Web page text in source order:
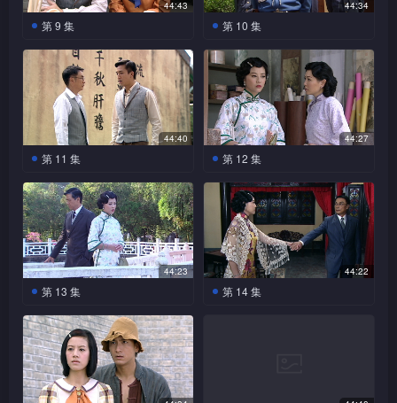
恐蔡锷拥兵自重，或从中取利，遂吩咐逆天协助蔡锷。逆天
深知世凯想阻挠蔡锷创校，便故意把原先答应拨给北洋三杰
的军备交给蔡锷，有心挑起纷争。那知蔡锷看穿逆天，一方
面将各北洋三杰派来的子弟兵全数录取，令北洋三杰对蔡锷
取得军备一事无话可说，另方面却利用凤云和媒体，把士官
训练学校收生私相受授一事炒得火热，蔡锷再「迫于无奈」
重新收生，乘机革走北洋三杰的纨绔子弟兵。
凤云始才明白蔡锷所做一切皆为大局，并不是有意针对
自己和云吉班老板娘丽媚之弟洪震，惟此时洪震已因失意而
远行。凤云用尽方法，最终成功让洪震赶得及在限期前回来
云的仗义而认定她是女中豪杰。凤云对蔡锷的敌意亦减退了
不少。
世凯为蔡锷成功取得军火并开办军校而怪罪逆天。逆天
国觅得记者工作，却遭父亲介
入……
回女儿的头绪……
超出现兴奋不已。轩龙到军校
了解儿子的训练情况，却听到
不高兴。蔡锷见轩龙以强权迫
任国，终明白任国为何抗拒当
军。蔡锷以循序渐进方式向任
国灌输正确的信念，令他重新
振作自发锻炼体能。世凯得知
启超到达京城，特意邀请他出
任内阁成员……
却认为他杞人忧天。凤云收到
家人来信需要钱解困；轩龙以
为凤云是蔡锷的知己情人，特
带巨款向凤云示好。凤云看见
巨款无不心动……
云代他收贿款之事，气得要凤
云回乡取回款项退还给轩龙。
定到山东一行；任国通知菁儿
其义父母被捉，两人立即赶往
参谋长家中救人。逆天发现府
中有人潜入，竟以枪打伤菁
儿，任国急忙带她前往医院救
治。铭锋在花园发现菁儿留下
云回到山东故乡向兄长说明来
意，岂料其兄与兄嫂竟反面不
认人；他们把凤云赶出家门，
更说把她视为一个耻辱。凤云
伤心不已，竟欲轻生。
席以报答他救命之思。轩龙随
任国出席却喝至酩酊大醉，更
把行贿蔡锷一事向铭锋说出；
逆天得知此事后向世凯献策，
指可借此事打击蔡锷。
士官学校不满蔡锷收贿而
留下任国，更在学校静坐抗
议。蔡锷接获电报后心下一
沉，得知世凯将会以此事打压
自己以达政治目的。任国遭同
学针对，得悉此事后回家质问
父亲，父子起冲突更以枪口相
对。蔡锷寄回电报，各人终得
知是凤云收贿。任国怕连累蔡
准；任国终明白蔡锷是忠义之
人，对他完全改观。德国突然
向世凯归还青岛，逆天担心德
国另有所图，另一方面，世凯
仍察觉不到日本对中国的野
心。
蔡锷与凤云在回京途中，
无意中得知日本打算入侵青
岛，于是立即发电报通知世
凯；但世凯以为蔡锷想借此转
移视线，故刻意漠视此事。蔡
锷知世凯因私心而不信任自
己，惟有另谋对策。
不敢刊登，但报馆记者却愿协
助把消息传出，任国感动不
已。日本侵华消息被传开，世
凯气愤不已，逆天提议先接触
日本领事了解情况。
蔡锷见世凯为私心而不接
纳劝告，世凯不肯让国璋出
兵，逆天暗中担心。正当世凯
应付传媒之际，真的接获日本
侵占青岛之消息……蔡锷与凤
云赶回北京途中，发现所乘之
火车被装了炸弹；两人遇上大
爆炸，蔡锷与凤云在混乱中再
相遇，两人仿如隔世遂真情流
传媒撒谎，更指早已派蔡锷处
理此事；蔡锷得知后为顾全大
局，亦只有替世凯隐瞒。
蔡锷义愤填胸，向各士官
学员严词训示，要各人尽力保
卫国土。凤云与蔡锷相处日
久，不能掩饰对他的感情；丽
媚劝凤云不应对蔡锷痴心，但
凤云泥足深陷，更想为蔡锷而
除牌不再接待客人。
44:43
第 9 集
旧，更不停诉说感读书辛苦；
任国见菁儿强记不来，竟把英
文字母与功夫结合一起，助她
联想记忆。凤云大肆铺张告别
欢场的除牌仪式，欲孤注一掷
让蔡锷知晓自己心意；另一方
面，蔡锷正为训练士官与日本
军对抗而努力。洪震代姐姐邀
请蔡锷赴宴；凤云向蔡锷坦白
爱意，而他却不留下一言离
去。
凤云不甘心与蔡锷曾历生
死，而他竟对自己的情意无动
于衷；洪震因操练而受伤，任
国陪他回云吉班休息，凤云乘
机向任国打探蔡锷之心意，终
明白他是为军校之事操心。世
凯收到日本人提出的「二十一
条款」，特请来北洋三杰与蔡
锷一同商议；蔡锷坚决反对签
的计划书。三杰认为没有胜算
而不欲开战，世凯亦借词推辞
对抗日本的要求。启超知世凯
私心极重，劝蔡锷离开北京，
但蔡锷认为可向世凯加压令他
任国陪菁儿探望义父母，
被逆天看见众人教任国玩估石
头游戏，因此灵机一触。世凯
找北洋三杰送密函给日本领
事，蔡锷明白世凯想借三杰而
立于不败之地，决定与三杰密
谈……
44:34
第 10 集
蔡锷更传达口讯表明自己是有
家室之人，不能接受凤云之爱
意。三杰各自派人找蔡锷讨论
出兵一事，蔡锷均以患病为由
不与他们见面，表明不欲介入
世凯与三人间的争斗。任国助
蔡锷向三杰说出解决送信之
事，三杰均不约而同以生病为
由推却世凯。
世凯再找蔡锷商量，蔡锷
再向他施压，世凯觉骑虎难
下，同意向日本宣战。蔡锷见
形势危急向军校学员演讲，要
他们准备作战。蔡锷觉任国是
可造之才，决留他在自己身边
加以培育；天霸等人看出菁儿
喜欢上任国，特意代她向任国
坦白，但任国知自己将上沙场
明白世凯反复不定，而蔡锷更
蔡锷查知世凯与日本人私
下有协议，会签下条约以交换
助世凯称帝推翻共和政府；凤
云与蔡锷见面，蔡锷误以为她
44:40
第 11 集
世凯胁持作人质，只有无奈弃
械投降。世凯以众人安全作交
换条件，要求蔡锷公开支持自
己与日本人签署条款。思婷自
觉误信世凯之诡计，为连累丈
夫而道歉，但蔡锷却对她冷淡
非常。蔡锷不肯助纣为虐只得
终日借酒浇愁，逆天劝他应接
受世凯提议，以免身边人受到
伤害。
凤云无意中得知是蔡锷以
钱收买其兄长，他才会到京城
求自己原谅。当凤云知蔡锷欲
安排她到上海居住，认为他此
举是因为讨厌自己。凤云大骂
蔡锷一顿，但当看见他沮丧落
泊之情况，又不忍舍他而去。
洪震不愿追随蔡锷而选择
与南方军队会合，任国努力劝
44:27
第 12 集
丈夫安全回家终舒一口气；可
惜蔡锷因为救思婷等人而被指
责，开始对妻子日渐生厌，但
思婷却未意识到丈夫的心已倾
向凤云。蔡锷得知凤云要到上
海生活，竟不顾一切走到火车
站要求凤云留下；凤云被蔡锷
作霖代世凯向北洋三杰试
探口风，更游说三人支持世凯
传扬，但思婷仍相信丈夫。思
44:23
第 13 集
世凯解散，立刻替儿子安排加
入段祺瑞之军队继续当军，但
任国见北洋军人军纪松散而不
愿加入，轩龙为之气结。北京
因恢复帝制之事闹得热哄哄，
44:22
第 14 集
缠，心中暗暗提防两人。凤云